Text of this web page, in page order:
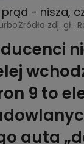
- nisza,
Źródło zdj. gł.:
9 to
auta